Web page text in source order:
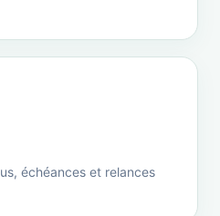
échéances et relances